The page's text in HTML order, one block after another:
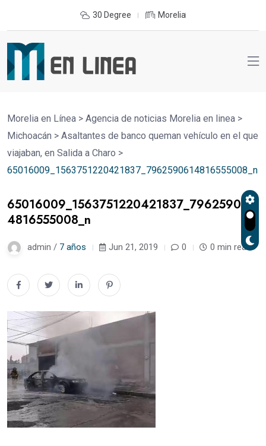
30 Degree Morelia
Morelia en Línea > Agencia de noticias Morelia en linea >
Michoacán > Asaltantes de banco queman vehículo en el que
viajaban, en Salida a Charo >
65016009_1563751220421837_7962590614816555008_n
65016009_1563751220421837_796259061
4816555008_n
admin / 7 años Jun 21, 2019 0 0 min read